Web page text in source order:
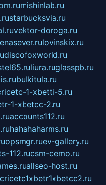
mishinlab.ru
starbucksvia.ru
vektor-doroga.ru
lovinskix.ru
discofoxworld.ru
liura.ruglasspb.ru
bulkitula.ru
1-xbetti-5.ru
1-xbetcc-2.ru
accounts112.ru
hahahaharms.ru
opsmgr.ruev-gallery.ru
112.rucsm-demo.ru
allseo-host.ru
cricetc1xbetr1xbetcc2.ru